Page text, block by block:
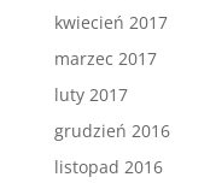
kwiecień 2017
marzec 2017
luty 2017
grudzień 2016
listopad 2016